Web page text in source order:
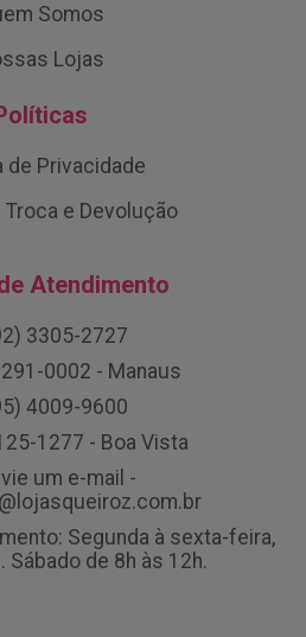
Somos
Lojas
de Privacidade
e Devolução
Atendimento
3305-2727
0002 - Manaus
4009-9600
1277 - Boa Vista
um e-mail -
Segunda à sexta-feira,
Sábado de 8h às 12h.